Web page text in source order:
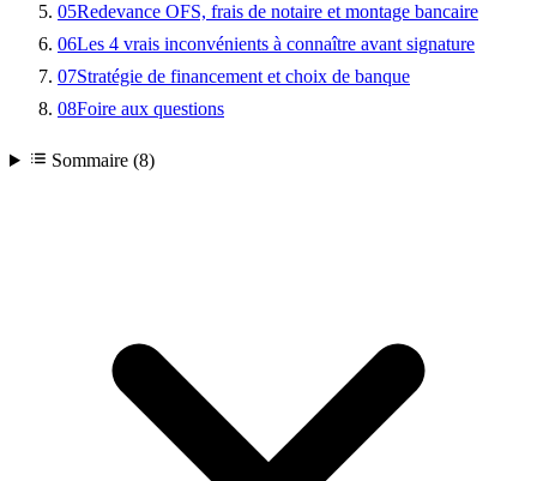
05Redevance OFS, frais de notaire et montage bancaire
06Les 4 vrais inconvénients à connaître avant signature
07Stratégie de financement et choix de banque
08Foire aux questions
Sommaire (8)